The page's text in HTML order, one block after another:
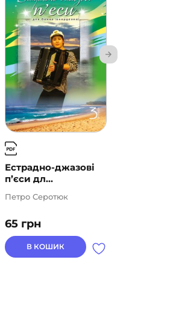
Естрадно-джазові
п’єси дл...
65 грн
Петро Серотюк
В КОШИК